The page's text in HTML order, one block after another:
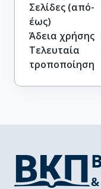
Σελίδες (από-
έως)
Άδεια χρήσης
Τελευταία
τροποποίηση